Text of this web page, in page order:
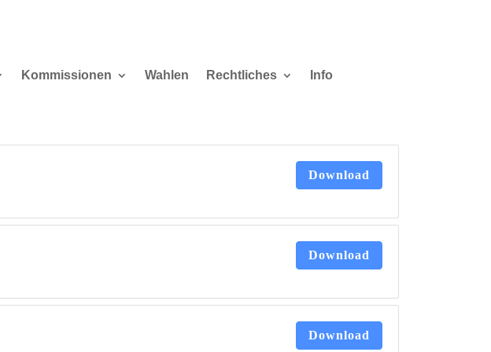
Kommissionen Wahlen Rechtliches
Info
Download
Download
Download